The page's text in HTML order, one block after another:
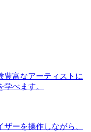
豊富なアーティストに
べます。
ーを操作しながら、